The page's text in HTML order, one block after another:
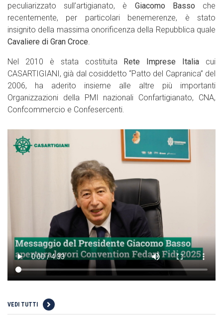
peculiarizzato sull’artigianato, è Giacomo Basso che
recentemente, per particolari benemerenze, è stato
insignito della massima onorificenza della Repubblica quale
Cavaliere di Gran Croce.
Nel 2010 è stata costituita Rete Imprese Italia cui
CASARTIGIANI, già dal cosiddetto “Patto del Capranica” del
2006, ha aderito insieme alle altre più importanti
Organizzazioni della PMI nazionali Confartigianato, CNA,
Confcommercio e Confesercenti.
VEDI TUTTI